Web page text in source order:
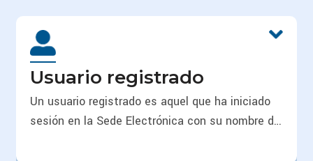
Usuario registrado
Un usuario registrado es aquel que ha iniciado
sesión en la Sede Electrónica con su nombre de